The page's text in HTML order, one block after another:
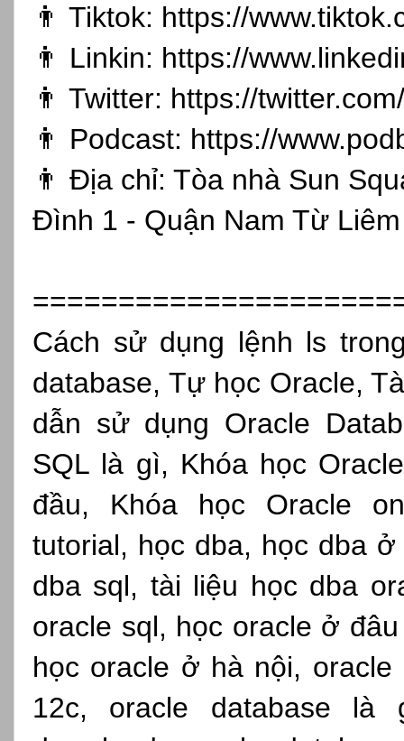
👨 Tiktok: https://
👨 Linkin: https://
👨 Twitter: https://
👨 Podcast: https://
👨 Địa chỉ: Tòa nhà Sun
Đình 1 - Quận Nam Từ Liêm
Cách sử dụng lệnh ls
database, Tự học Oracle,
dẫn sử dụng Oracle
SQL là gì, Khóa học
đầu, Khóa học Oracle
tutorial, học dba, học dba
dba sql, tài liệu học dba
oracle sql, học oracle ở
học oracle ở hà nội, oracle
12c, oracle database là